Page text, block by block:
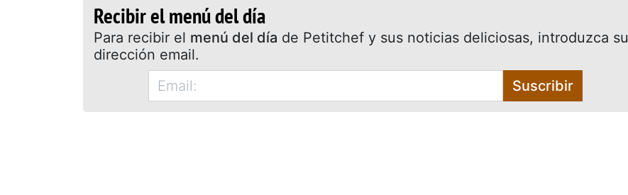
Recibir el menú del día
Para recibir el menú del día de Petitchef y sus noticias deliciosas, introduzca su
dirección email.
Suscribir